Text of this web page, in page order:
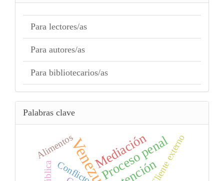
Para lectores/as
Para autores/as
Para bibliotecarios/as
Palabras clave
Proceso penal
MediaciónCliente externo
Conflicto
Alimentos